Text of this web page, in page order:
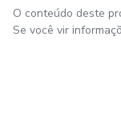
O conteúdo deste
Se você vir